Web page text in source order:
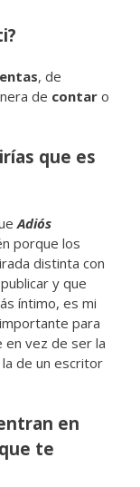
, de
de contar o
que es
Adiós
porque los
distinta con
y que
íntimo, es mi
para
en vez de ser la
de un escritor
en
te